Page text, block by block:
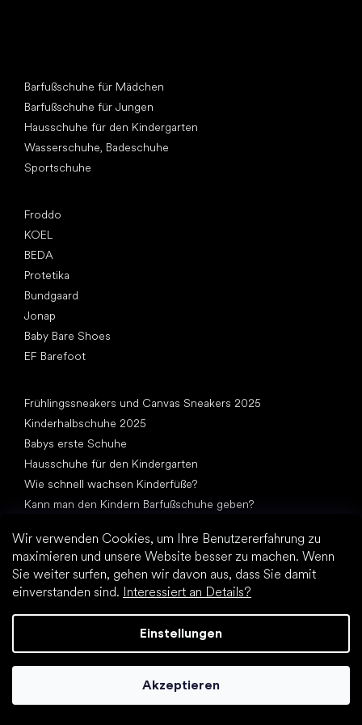
Wir verwenden Cookies, um Ihre Benutzererfahrung zu
maximieren und unsere Website besser zu machen. Wenn
Sie weiter surfen, gehen wir davon aus, dass Sie damit
einverstanden sind. Interessiert an Details?
Einstellungen
Akzeptieren
Barfußschuhe für Mädchen
Barfußschuhe für Jungen
Hausschuhe für den Kindergarten
Wasserschuhe, Badeschuhe
Sportschuhe
Froddo
KOEL
BEDA
Protetika
Bundgaard
Jonap
Baby Bare Shoes
EF Barefoot
Frühlingssneakers und Canvas Sneakers 2025
Kinderhalbschuhe 2025
Babys erste Schuhe
Hausschuhe für den Kindergarten
Wie schnell wachsen Kinderfüße?
Kann man den Kindern Barfußschuhe geben?
15 interessante Fakten über Kinderfüße
Andere Kategorien
Sportschuhe